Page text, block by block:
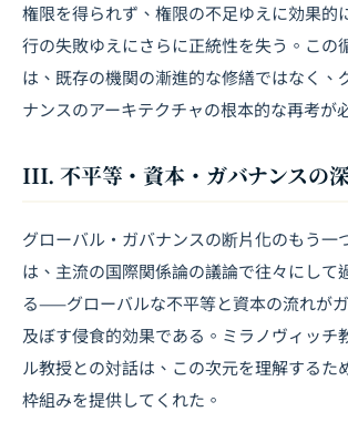
権限を得られず、権限の不足ゆえに効果的
行の失敗ゆえにさらに正統性を失う。この
は、既存の機関の漸進的な修繕ではなく、
ナンスのアーキテクチャの根本的な再考が
III. 不平等・資本・ガバナンスの
グローバル・ガバナンスの断片化のもう一
は、主流の国際関係論の議論で往々にして
る——グローバルな不平等と資本の流れが
及ぼす侵食的効果である。ミラノヴィッチ
ル教授との対話は、この次元を理解するた
枠組みを提供してくれた。